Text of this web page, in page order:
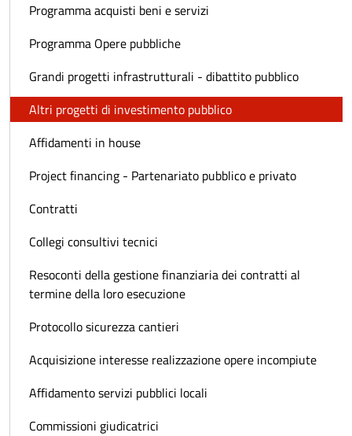
Programma acquisti beni e servizi
Programma Opere pubbliche
Grandi progetti infrastrutturali - dibattito pubblico
Altri progetti di investimento pubblico
Affidamenti in house
Project financing - Partenariato pubblico e privato
Contratti
Collegi consultivi tecnici
Resoconti della gestione finanziaria dei contratti al
termine della loro esecuzione
Protocollo sicurezza cantieri
Acquisizione interesse realizzazione opere incompiute
Affidamento servizi pubblici locali
Commissioni giudicatrici